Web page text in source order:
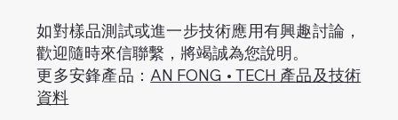
如對樣品測試或進一步技術應用有興趣討論，
歡迎隨時來信聯繫，將竭誠為您說明。
更多安鋒產品： AN FONG • TECH 產品及技術
資料